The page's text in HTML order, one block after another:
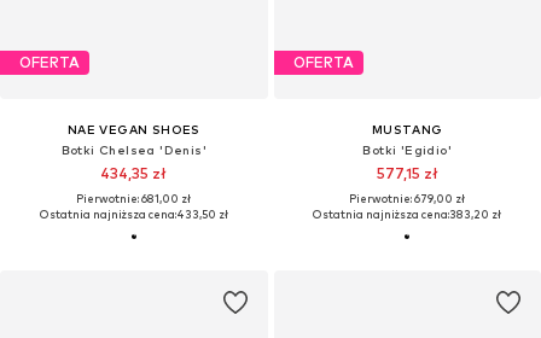
OFERTA
NAE VEGAN SHOES
Botki Chelsea 'Denis'
434,35 zł
Pierwotnie: 681,00 zł
Ostatnia najniższa cena:433,50 zł
OFERTA
MUSTANG
Botki 'Egidio'
577,15 zł
Pierwotnie: 679,00 zł
Ostatnia najniższa cena:383,20 zł